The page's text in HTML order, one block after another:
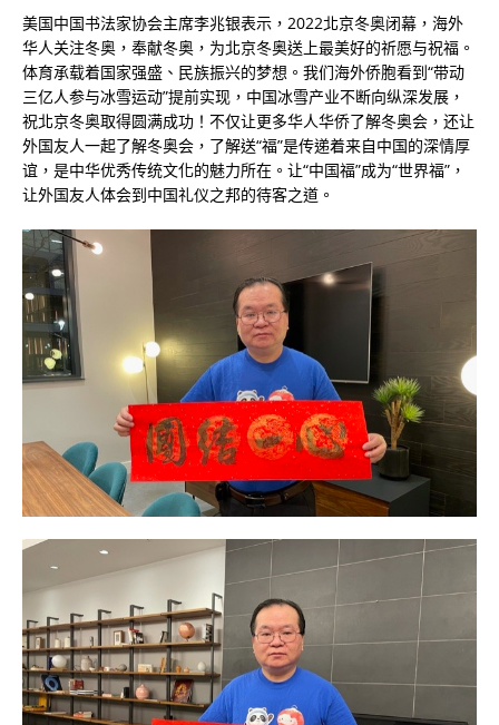
美国中国书法家协会主席李兆银表示，2022北京冬奥闭幕，海外
华人关注冬奥，奉献冬奥，为北京冬奥送上最美好的祈愿与祝福。
体育承载着国家强盛、民族振兴的梦想。我们海外侨胞看到“带动
三亿人参与冰雪运动”提前实现，中国冰雪产业不断向纵深发展，
祝北京冬奥取得圆满成功！不仅让更多华人华侨了解冬奥会，还让
外国友人一起了解冬奥会，了解送“福”是传递着来自中国的深情厚
谊，是中华优秀传统文化的魅力所在。让“中国福”成为“世界福”，
让外国友人体会到中国礼仪之邦的待客之道。